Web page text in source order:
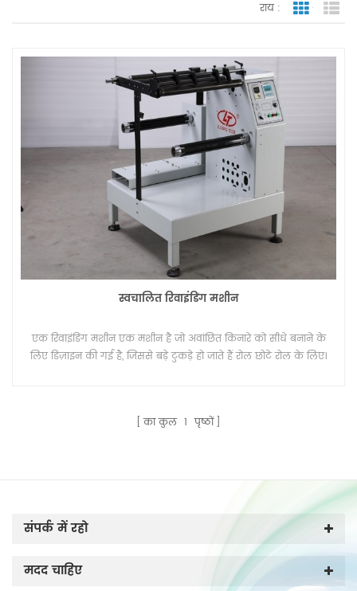
राय : जाली
स्वचालित रिवाइंडिंग मशीन
एक रिवाइंडिंग मशीन एक मशीन है जो अवांछित किनारे को सीधे बनाने के
लिए डिज़ाइन की गई है, जिससे बड़े टुकड़े हो जाते हैं रोल छोटे रोल के लिए।
का कुल 1 पृष्ठों
संपर्क में रहो
मदद चाहिए